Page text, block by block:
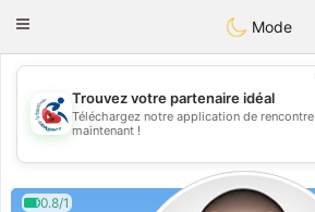
Handi Space
Toggle
Mode
💖
💕
Trouvez votre partenaire idéal
Téléchargez notre application de rencontre
maintenant !
0.8/1